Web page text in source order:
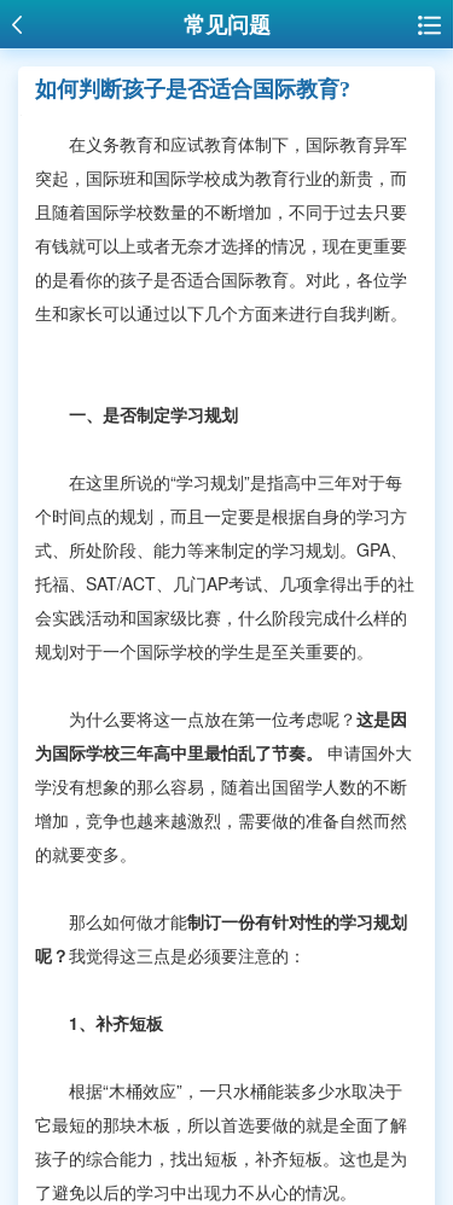
常见问题
如何判断孩子是否适合国际教育?
在义务教育和应试教育体制下，国际教育异军
突起，国际班和国际学校成为教育行业的新贵，而
且随着国际学校数量的不断增加，不同于过去只要
有钱就可以上或者无奈才选择的情况，现在更重要
的是看你的孩子是否适合国际教育。对此，各位学
生和家长可以通过以下几个方面来进行自我判断。
一、 是否制定学习规划
在这里所说的“学习规划”是指高中三年对于每
个时间点的规划，而且一定要是根据自身的学习方
式、所处阶段、能力等来制定的学习规划。GPA、
托福、SAT/ACT、几门AP考试、几项拿得出手的社
会实践活动和国家级比赛，什么阶段完成什么样的
规划对于一个国际学校的学生是至关重要的。
为什么要将这一点放在第一位考虑呢？这是因
为国际学校三年高中里最怕乱了节奏。
申请国外大
学没有想象的那么容易，随着出国留学人数的不断
增加，竞争也越来越激烈，需要做的准备自然而然
的就要变多。
那么如何做才能制订一份有针对性的学习规划
呢？我觉得这三点是必须要注意的：
1、 补齐短板
根据“木桶效应”，一只水桶能装多少水取决于
它最短的那块木板，所以首选要做的就是全面了解
孩子的综合能力，找出短板，补齐短板。这也是为
了避免以后的学习中出现力不从心的情况。